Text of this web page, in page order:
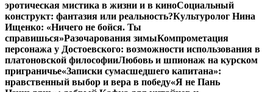
эротическая мистика в жизни и в киноСоциальный
конструкт: фантазия или реальность?Культуролог Нина
Ищенко: «Ничего не бойся. Ты
справишься»Разочарования зимыКомпрометация
персонажа у Достоевского: возможности использования в
платоновской философииЛюбовь и шпионаж на курском
приграничье«Записки сумасшедшего капитана»:
нравственный выбор и вера в победу«Я не Пань